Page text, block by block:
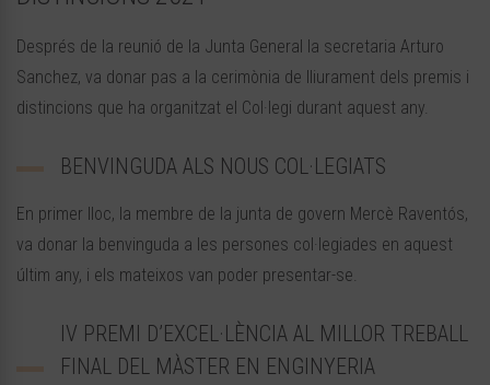
Després de la reunió de la Junta General la secretaria Arturo
Sanchez, va donar pas a la cerimònia de lliurament dels premis i
distincions que ha organitzat el Col·legi durant aquest any.
BENVINGUDA ALS NOUS COL·LEGIATS
En primer lloc, la membre de la junta de govern Mercè Raventós,
va donar la benvinguda a les persones col·legiades en aquest
últim any, i els mateixos van poder presentar-se.
IV PREMI D’EXCEL·LÈNCIA AL MILLOR TREBALL
FINAL DEL MÀSTER EN ENGINYERIA